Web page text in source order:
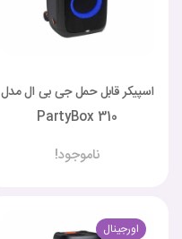
اسپیکر قابل حمل جی بی ال مدل
PartyBox 310
ناموجود!
اورجینال